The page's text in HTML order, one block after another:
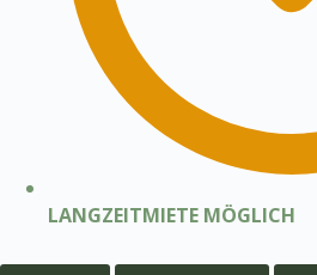
LANGZEITMIETE MÖGLICH